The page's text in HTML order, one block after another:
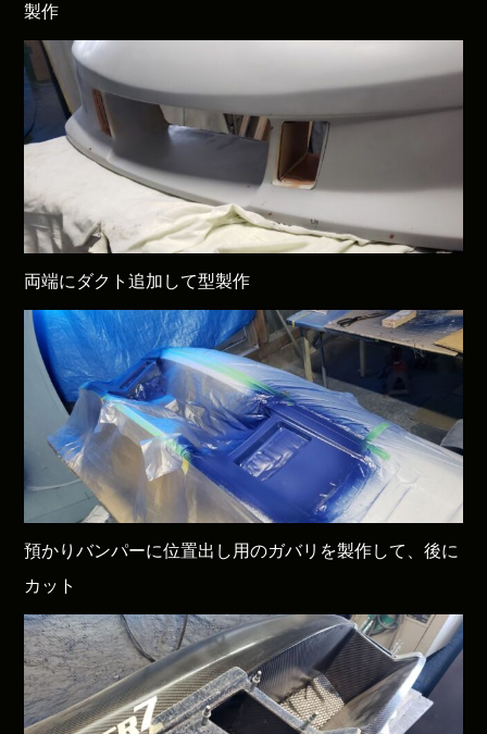
製作
両端にダクト追加して型製作
預かりバンパーに位置出し用のガバリを製作して、後に
カット